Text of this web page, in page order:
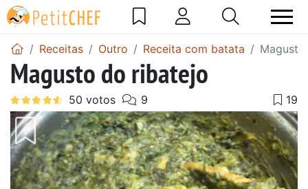
Receitas Outro Receita com batata
Magusto do ribatejo